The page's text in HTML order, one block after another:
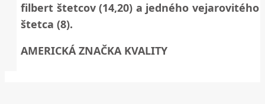
filbert štetcov (14,20) a jedného vejarovitého
štetca (8).
AMERICKÁ ZNAČKA KVALITY